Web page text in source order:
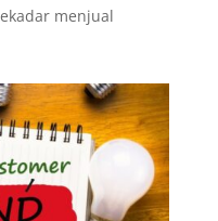
menjual